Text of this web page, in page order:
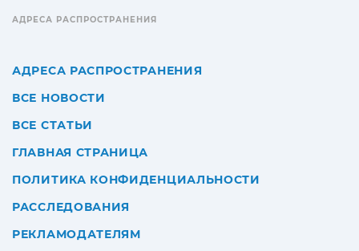
АДРЕСА РАСПРОСТРАНЕНИЯ
АДРЕСА РАСПРОСТРАНЕНИЯ
ВСЕ НОВОСТИ
ВСЕ СТАТЬИ
ГЛАВНАЯ СТРАНИЦА
ПОЛИТИКА КОНФИДЕНЦИАЛЬНОСТИ
РАССЛЕДОВАНИЯ
РЕКЛАМОДАТЕЛЯМ